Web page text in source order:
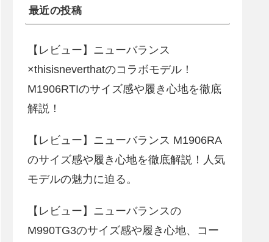
最近の投稿
【レビュー】ニューバランス
×thisisneverthatのコラボモデル！
M1906RTIのサイズ感や履き心地を徹底
解説！
【レビュー】ニューバランス M1906RA
のサイズ感や履き心地を徹底解説！人気
モデルの魅力に迫る。
【レビュー】ニューバランスの
M990TG3のサイズ感や履き心地、コー